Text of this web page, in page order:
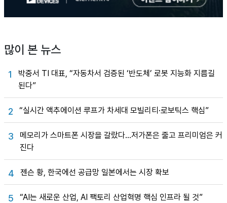
많이 본 뉴스
1
박중서 TI 대표, “자동차서 검증된 ‘반도체’ 로봇 지능화 지름길
된다”
2 “실시간 액추에이션 루프가 차세대 모빌리티·로보틱스 핵심”
3
메모리가 스마트폰 시장을 갈랐다…저가폰은 줄고 프리미엄은 커
진다
4 젠슨 황, 한국에선 공급망 일본에서는 시장 확보
5 “AI는 새로운 산업, AI 팩토리 산업혁명 핵심 인프라 될 것”